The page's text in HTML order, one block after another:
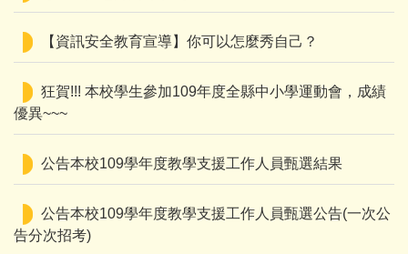
【資訊安全教育宣導】你可以怎麼秀自己？
狂賀!!! 本校學生參加109年度全縣中小學運動會，成績
優異~~~
公告本校109學年度教學支援工作人員甄選結果
公告本校109學年度教學支援工作人員甄選公告(一次公
告分次招考)